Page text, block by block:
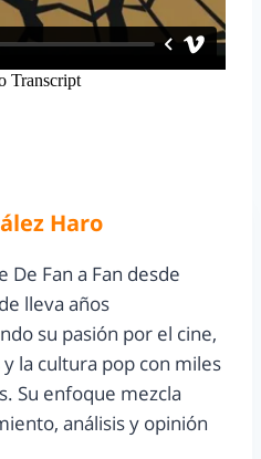
Haro
De Fan a Fan desde
lleva años
su pasión por el cine,
y la cultura pop con miles
Su enfoque mezcla
análisis y opinión